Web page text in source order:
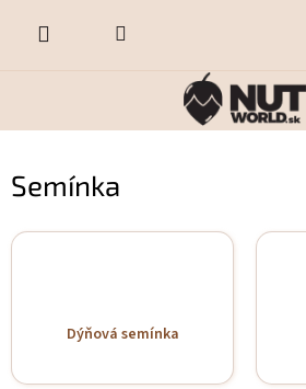
Semínka
Dýňová semínka